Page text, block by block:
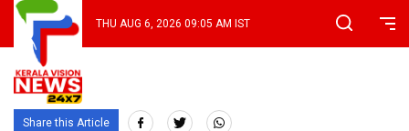
THU AUG 6, 2026 09:05 AM IST
Share this Article